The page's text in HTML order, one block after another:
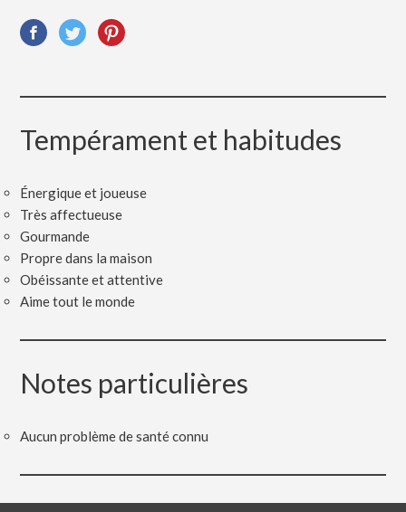
Tempérament et habitudes
Énergique et joueuse
Très affectueuse
Gourmande
Propre dans la maison
Obéissante et attentive
Aime tout le monde
Notes particulières
Aucun problème de santé connu